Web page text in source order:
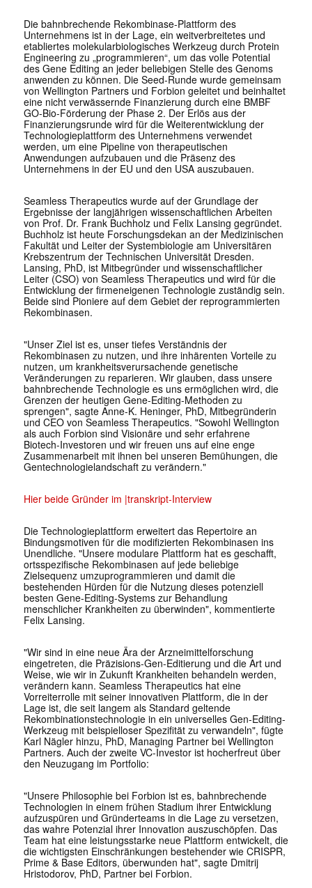
Die bahnbrechende Rekombinase-Plattform des
Unternehmens ist in der Lage, ein weitverbreitetes und
etabliertes molekularbiologisches Werkzeug durch Protein
Engineering zu „programmieren“, um das volle Potential
des Gene Editing an jeder beliebigen Stelle des Genoms
anwenden zu können. Die Seed-Runde wurde gemeinsam
von Wellington Partners und Forbion geleitet und beinhaltet
eine nicht verwässernde Finanzierung durch eine BMBF
GO-Bio-Förderung der Phase 2. Der Erlös aus der
Finanzierungsrunde wird für die Weiterentwicklung der
Technologieplattform des Unternehmens verwendet
werden, um eine Pipeline von therapeutischen
Anwendungen aufzubauen und die Präsenz des
Unternehmens in der EU und den USA auszubauen.
Seamless Therapeutics wurde auf der Grundlage der
Ergebnisse der langjährigen wissenschaftlichen Arbeiten
von Prof. Dr. Frank Buchholz und Felix Lansing gegründet.
Buchholz ist heute Forschungsdekan an der Medizinischen
Fakultät und Leiter der Systembiologie am Universitären
Krebszentrum der Technischen Universität Dresden.
Lansing, PhD, ist Mitbegründer und wissenschaftlicher
Leiter (CSO) von Seamless Therapeutics und wird für die
Entwicklung der firmeneigenen Technologie zuständig sein.
Beide sind Pioniere auf dem Gebiet der reprogrammierten
Rekombinasen.
"Unser Ziel ist es, unser tiefes Verständnis der
Rekombinasen zu nutzen, und ihre inhärenten Vorteile zu
nutzen, um krankheitsverursachende genetische
Veränderungen zu reparieren. Wir glauben, dass unsere
bahnbrechende Technologie es uns ermöglichen wird, die
Grenzen der heutigen Gene-Editing-Methoden zu
sprengen", sagte Anne-K. Heninger, PhD, Mitbegründerin
und CEO von Seamless Therapeutics. "Sowohl Wellington
als auch Forbion sind Visionäre und sehr erfahrene
Biotech-Investoren und wir freuen uns auf eine enge
Zusammenarbeit mit ihnen bei unseren Bemühungen, die
Gentechnologielandschaft zu verändern."
Hier beide Gründer im |transkript-Interview
Die Technologieplattform erweitert das Repertoire an
Bindungsmotiven für die modifizierten Rekombinasen ins
Unendliche. "Unsere modulare Plattform hat es geschafft,
ortsspezifische Rekombinasen auf jede beliebige
Zielsequenz umzuprogrammieren und damit die
bestehenden Hürden für die Nutzung dieses potenziell
besten Gene-Editing-Systems zur Behandlung
menschlicher Krankheiten zu überwinden", kommentierte
Felix Lansing.
"Wir sind in eine neue Ära der Arzneimittelforschung
eingetreten, die Präzisions-Gen-Editierung und die Art und
Weise, wie wir in Zukunft Krankheiten behandeln werden,
verändern kann. Seamless Therapeutics hat eine
Vorreiterrolle mit seiner innovativen Plattform, die in der
Lage ist, die seit langem als Standard geltende
Rekombinationstechnologie in ein universelles Gen-Editing-
Werkzeug mit beispielloser Spezifität zu verwandeln", fügte
Karl Nägler hinzu, PhD, Managing Partner bei Wellington
Partners. Auch der zweite VC-Investor ist hocherfreut über
den Neuzugang im Portfolio:
"Unsere Philosophie bei Forbion ist es, bahnbrechende
Technologien in einem frühen Stadium ihrer Entwicklung
aufzuspüren und Gründerteams in die Lage zu versetzen,
das wahre Potenzial ihrer Innovation auszuschöpfen. Das
Team hat eine leistungsstarke neue Plattform entwickelt, die
die wichtigsten Einschränkungen bestehender wie CRISPR,
Prime & Base Editors, überwunden hat", sagte Dmitrij
Hristodorov, PhD, Partner bei Forbion.